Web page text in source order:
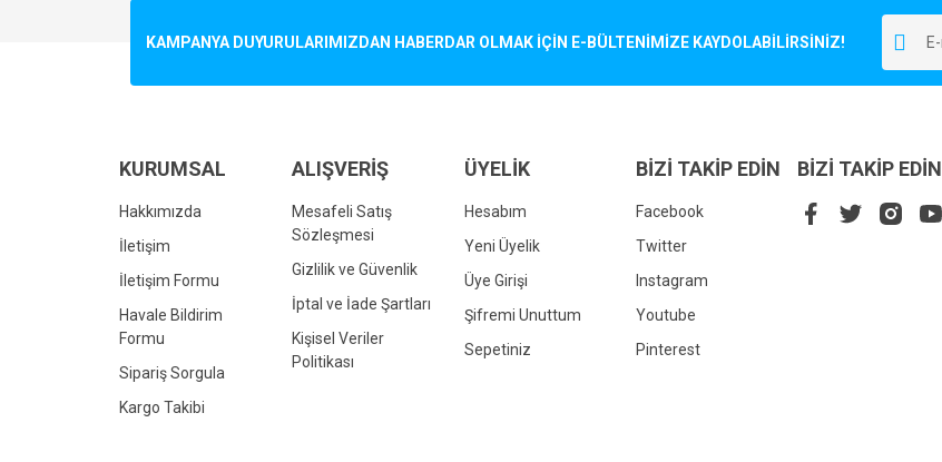
Ürün resmi kalitesiz, bozuk veya görüntülenemiyor.
Bu ürüne benzer farklı alternatifler olmalı.
KAMPANYA DUYURULARIMIZDAN HABERDAR OLMAK İÇİN E-BÜLTENİMİZE KAYDOLABİLİRSİNİZ!
KURUMSAL
Hakkımızda
İletişim
İletişim Formu
Havale Bildirim
Formu
Sipariş Sorgula
Kargo Takibi
ALIŞVERİŞ
Mesafeli Satış
Sözleşmesi
Gizlilik ve Güvenlik
İptal ve İade Şartları
Kişisel Veriler
Politikası
ÜYELİK
Hesabım
Yeni Üyelik
Üye Girişi
Şifremi Unuttum
Sepetiniz
BİZİ TAKİP EDİN
Facebook
Twitter
Instagram
Youtube
Pinterest
BİZİ TAKİP EDİN